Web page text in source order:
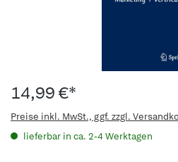
14,99 €*
Preise inkl. MwSt., ggf. zzgl.
lieferbar in ca. 2-4 Werktagen